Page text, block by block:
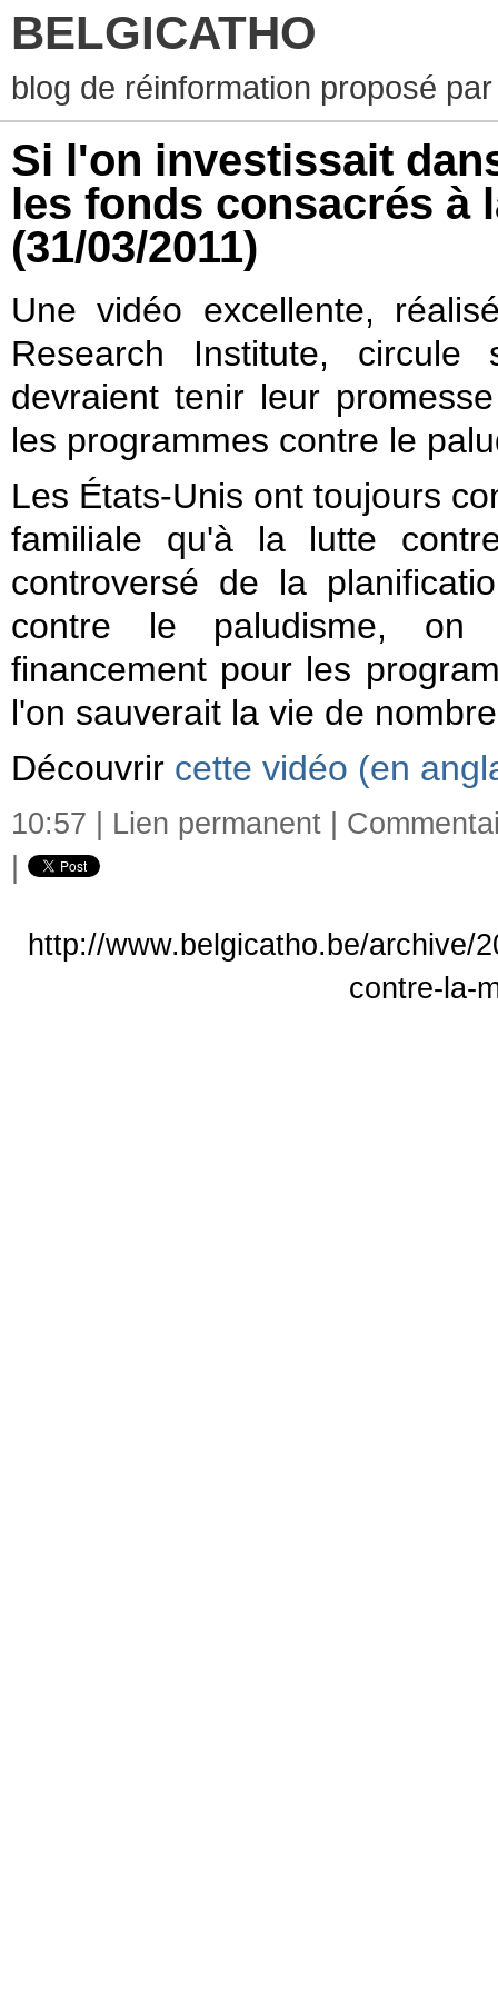
BELGICATHO
blog de réinformation proposé
Si l'on investissait
les fonds consacrés à
(31/03/2011)
Une vidéo excellente,
Research Institute,
devraient tenir leur
les programmes contre le
Les États-Unis ont toujours
familiale qu'à la lutte
controversé de la
contre le paludisme, on
financement pour les
l'on sauverait la vie de
Découvrir cette vidéo (en
10:57 | Lien permanent
http://www.belgicatho.be/archive/
contre-la-